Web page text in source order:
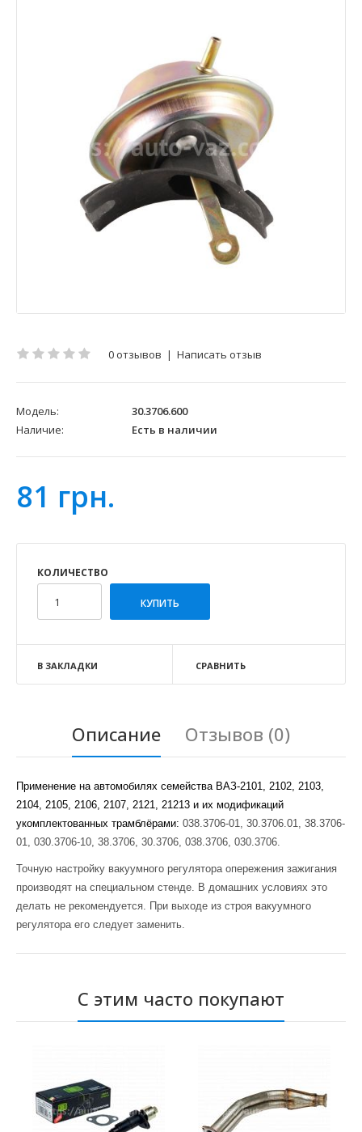
0 отзывов | Написать отзыв
Модель:
30.3706.600
Наличие:
Есть в наличии
81 грн.
КОЛИЧЕСТВО
В ЗАКЛАДКИ СРАВНИТЬ
Описание Отзывов (0)
Применение на автомобилях семейства ВАЗ-2101, 2102, 2103,
2104, 2105, 2106, 2107, 2121, 21213 и их модификаций
укомплектованных трамблёрами: 038.3706-01, 30.3706.01, 38.3706-
01, 030.3706-10, 38.3706, 30.3706, 038.3706, 030.3706.
Точную настройку вакуумного регулятора опережения зажигания
производят на специальном стенде. В домашних условиях это
делать не рекомендуется. При выходе из строя вакуумного
регулятора его следует заменить.
С этим часто покупают